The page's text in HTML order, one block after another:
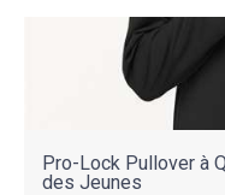
Pro-Lock Pullover à
des Jeunes